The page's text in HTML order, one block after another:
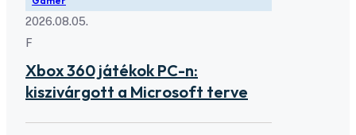
2026.08.05.
F
Xbox 360 játékok PC-n:
kiszivárgott a Microsoft terve